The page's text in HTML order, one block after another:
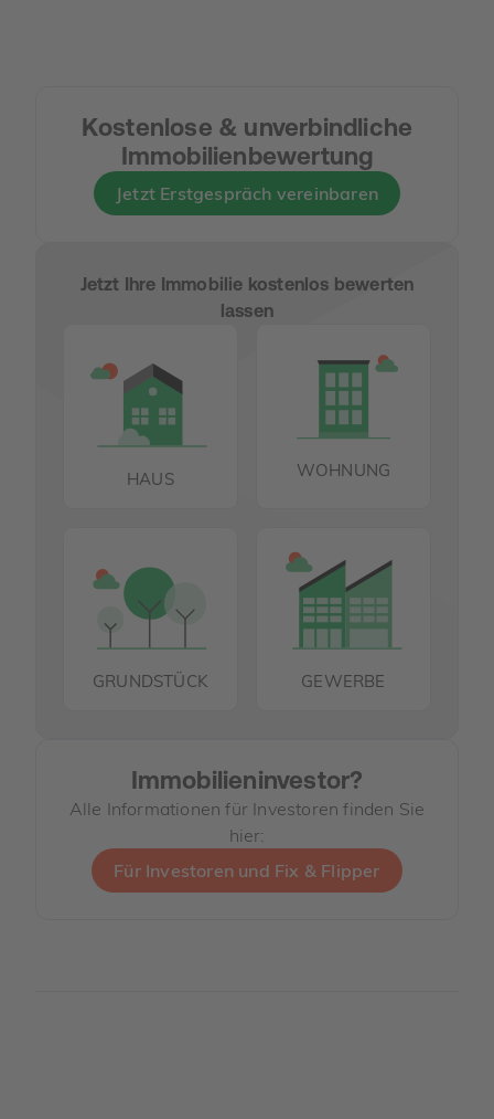
Kostenlose & unverbindliche
Immobilienbewertung
Jetzt Erstgespräch vereinbaren
Jetzt Ihre Immobilie kostenlos bewerten
lassen
HAUS WOHNUNG
GRUNDSTÜCK GEWERBE
Immobilieninvestor?
Alle Informationen für Investoren finden Sie
hier:
Für Investoren und Fix & Flipper